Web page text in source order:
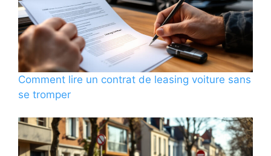
Comment lire un contrat de leasing voiture sans
se tromper